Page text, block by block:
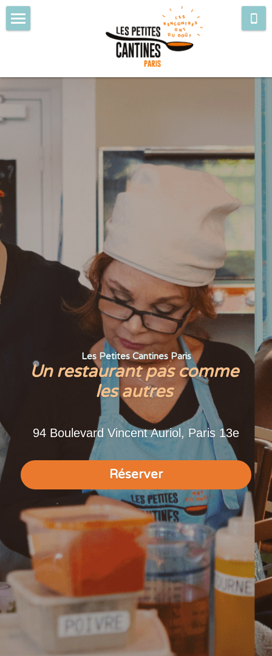
Accueil & réservations
Menus & événements
Contact & Accueil de groupes
Le réseau des petites cantines
Rechercher
Les Petites Cantines Paris
Un restaurant pas comme
les autres
94 Boulevard Vincent Auriol, Paris 13e
Réserver